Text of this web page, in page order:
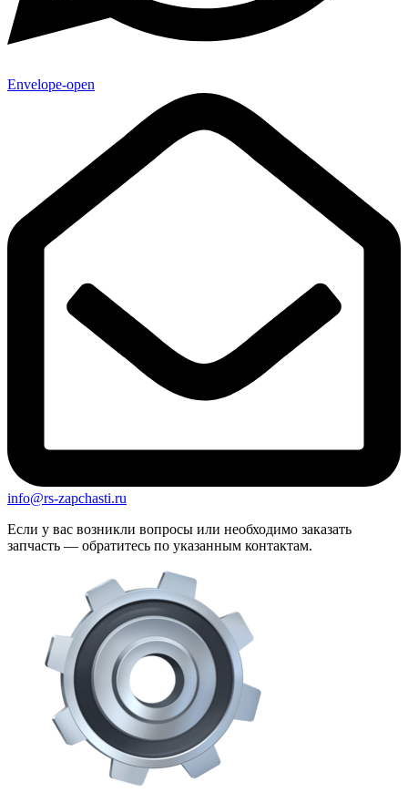
Envelope-open
info@rs-zapchasti.ru
Если у вас возникли вопросы или необходимо заказать
запчасть — обратитесь по указанным контактам.